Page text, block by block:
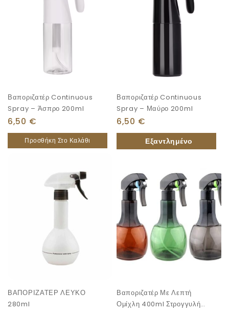
Βαποριζατέρ Continuous
Spray – Άσπρο 200ml
6,50 €
Προσθήκη Στο Καλάθι
Βαποριζατέρ Continuous
Spray – Μαύρο 200ml
6,50 €
ΒΑΠΟΡΙΖΑΤΕΡ ΛΕΥΚΟ
280ml
Βαποριζατέρ Με Λεπτή
Ομίχλη 400ml Στρογγυλή